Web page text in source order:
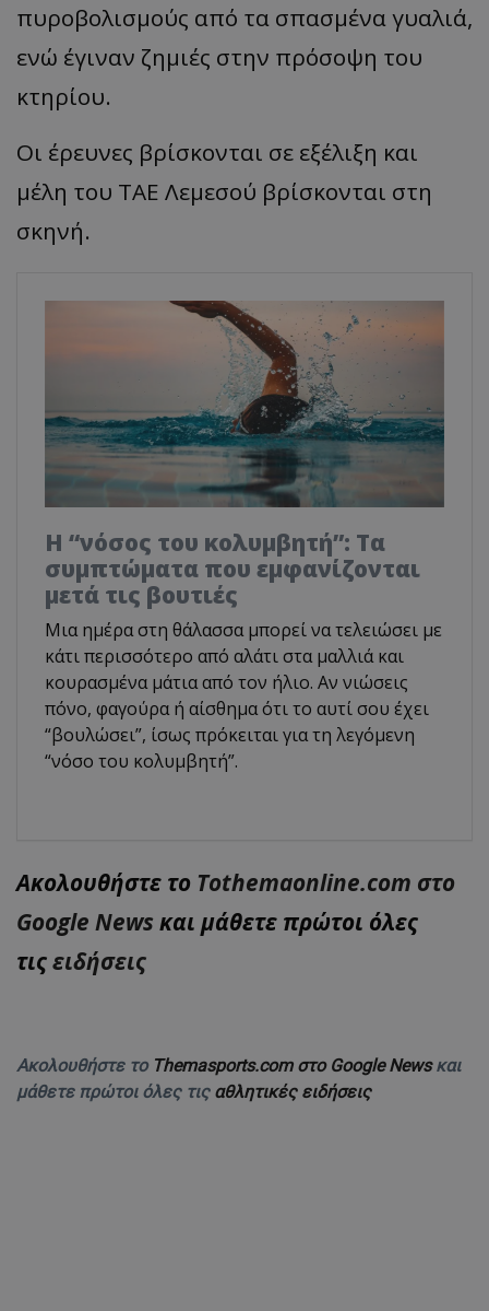
πυροβολισμούς από τα σπασμένα γυαλιά,
ενώ έγιναν ζημιές στην πρόσοψη του
κτηρίου.
Οι έρευνες βρίσκονται σε εξέλιξη και
μέλη του ΤΑΕ Λεμεσού βρίσκονται στη
σκηνή.
Η “νόσος του κολυμβητή”: Τα
συμπτώματα που εμφανίζονται
μετά τις βουτιές
Μια ημέρα στη θάλασσα μπορεί να τελειώσει με
κάτι περισσότερο από αλάτι στα μαλλιά και
κουρασμένα μάτια από τον ήλιο. Αν νιώσεις
πόνο, φαγούρα ή αίσθημα ότι το αυτί σου έχει
“βουλώσει”, ίσως πρόκειται για τη λεγόμενη
“νόσο του κολυμβητή”.
Ακολουθήστε το Tothemaonline.com στο
Google Newsκαι μάθετε πρώτοι όλες
τιςειδήσεις
Ακολουθήστε το Themasports.com στο Google Newsκαι
μάθετε πρώτοι όλες τις αθλητικές ειδήσεις